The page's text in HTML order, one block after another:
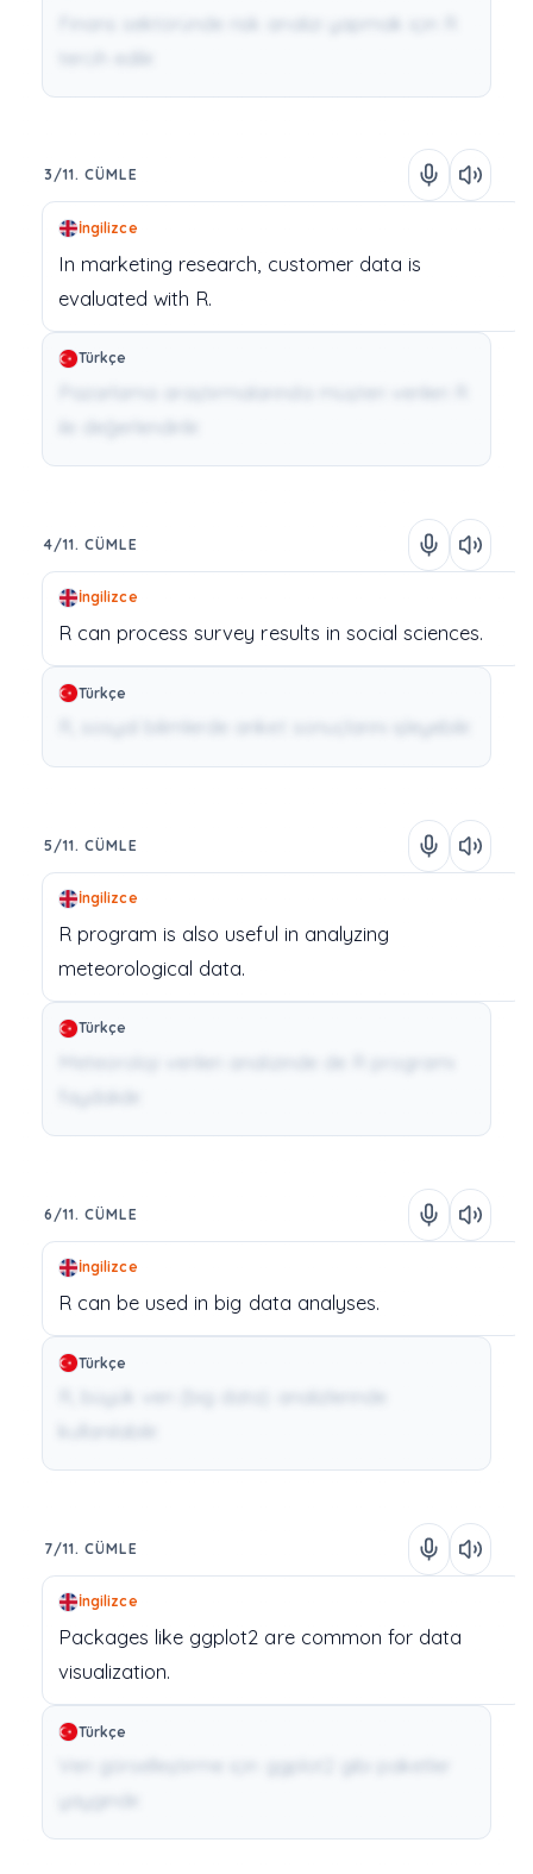
Finans sektöründe risk analizi yapmak için R
3/11. CÜMLE
İngilizce
In marketing research, customer data is
evaluated with R.
Türkçe
Pazarlama araştırmalarında müşteri verileri R
ile değerlendirilir.
4/11. CÜMLE
İngilizce
R can process survey results in socialsciences.
Türkçe
5/11. CÜMLE
İngilizce
R program is also useful in analyzing
meteorological data.
Türkçe
6/11. CÜMLE
İngilizce
R can be used in big data analyses.
Türkçe
7/11. CÜMLE
İngilizce
Packages like ggplot2 are common for data
visualization.
Türkçe
Veri görselleştirme için ggplot2 gibi paketler